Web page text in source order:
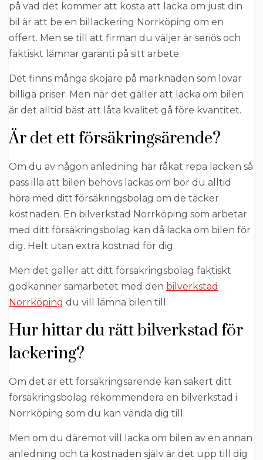
på vad det kommer att kosta att lacka om just din
bil är att be en billackering Norrköping om en
offert. Men se till att firman du väljer är seriös och
faktiskt lämnar garanti på sitt arbete.
Det finns många skojare på marknaden som lovar
billiga priser. Men när det gäller att lacka om bilen
är det alltid bäst att låta kvalitet gå före kvantitet.
Är det ett försäkringsärende?
Om du av någon anledning har råkat repa lacken så
pass illa att bilen behövs lackas om bör du alltid
höra med ditt försäkringsbolag om de täcker
kostnaden. En bilverkstad Norrköping som arbetar
med ditt försäkringsbolag kan då lacka om bilen för
dig. Helt utan extra kostnad för dig.
Men det gäller att ditt försäkringsbolag faktiskt
godkänner samarbetet med den bilverkstad
Norrköping du vill lämna bilen till.
Hur hittar du rätt bilverkstad för
lackering?
Om det är ett försäkringsärende kan säkert ditt
försäkringsbolag rekommendera en bilverkstad i
Norrköping som du kan vända dig till.
Men om du däremot vill lacka om bilen av en annan
anledning och ta kostnaden själv är det upp till dig